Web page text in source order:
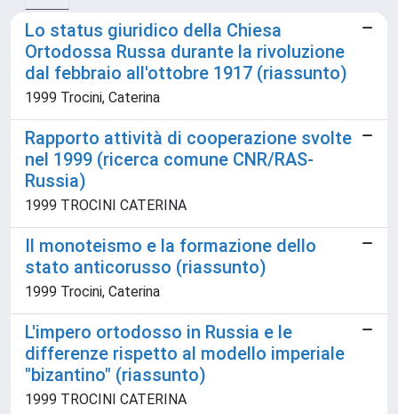
Lo status giuridico della Chiesa
Ortodossa Russa durante la rivoluzione
dal febbraio all'ottobre 1917 (riassunto)
1999 Trocini, Caterina
Rapporto attività di cooperazione svolte
nel 1999 (ricerca comune CNR/RAS-
Russia)
1999 TROCINI CATERINA
Il monoteismo e la formazione dello
stato anticorusso (riassunto)
1999 Trocini, Caterina
L'impero ortodosso in Russia e le
differenze rispetto al modello imperiale
"bizantino" (riassunto)
1999 TROCINI CATERINA